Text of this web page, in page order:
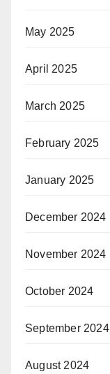
May 2025
April 2025
March 2025
February 2025
January 2025
December 2024
November 2024
October 2024
September 2024
August 2024